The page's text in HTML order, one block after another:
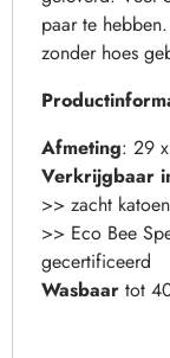
paar te
zonder hoes
Afmeting: 29
Verkrijgbaar
>> zacht
>> Eco Bee
gecertificeerd
Wasbaar tot